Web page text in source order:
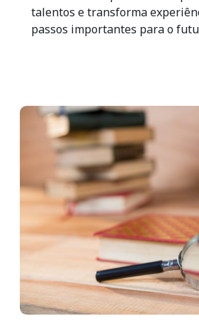
talentos e transforma
passos importantes para o